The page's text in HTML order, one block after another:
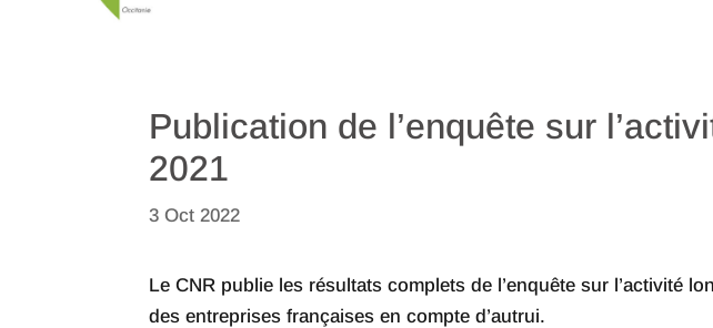
Publication de l’enquête sur
2021
3 Oct 2022
Le CNR publie les résultats complets de l’enquête sur l’activité
des entreprises françaises en compte d’autrui.